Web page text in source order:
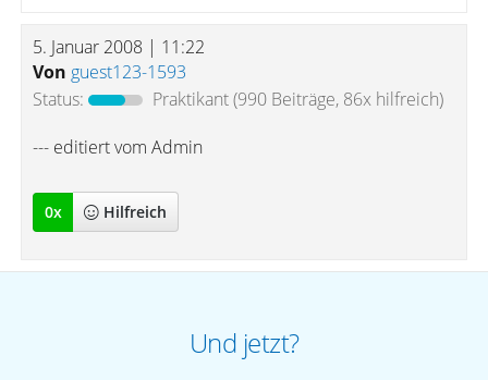
5. Januar 2008 | 11:22
Von guest123-1593
Status:
Praktikant(990 Beiträge, 86x hilfreich)
--- editiert vom Admin
0x Hilfreich
Und jetzt?